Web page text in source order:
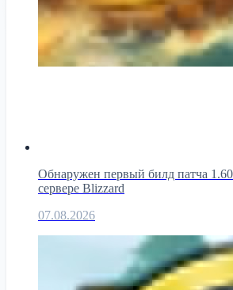
Обнаружен первый билд патча
сервере Blizzard
07.08.2026